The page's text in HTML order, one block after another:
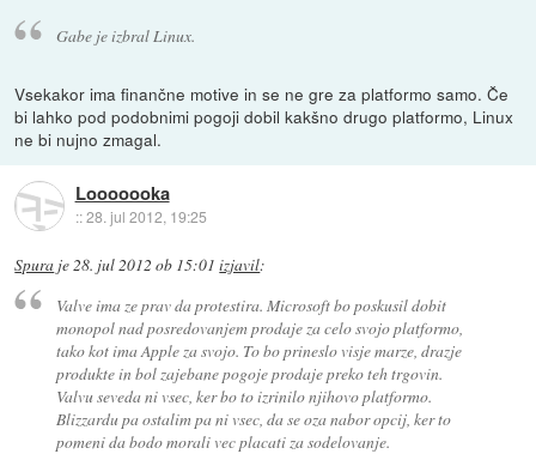
Gabe je izbral Linux.
Vsekakor ima finančne motive in se ne gre za platformo samo. Če
bi lahko pod podobnimi pogoji dobil kakšno drugo platformo, Linux
ne bi nujno zmagal.
Looooooka
::28. jul 2012, 19:25
Spura je28. jul 2012 ob 15:01 izjavil:
Valve ima ze prav da protestira. Microsoft bo poskusil dobit
monopol nad posredovanjem prodaje za celo svojo platformo,
tako kot ima Apple za svojo. To bo prineslo visje marze, drazje
produkte in bol zajebane pogoje prodaje preko teh trgovin.
Valvu seveda ni vsec, ker bo to izrinilo njihovo platformo.
Blizzardu pa ostalim pa ni vsec, da se oza nabor opcij, ker to
pomeni da bodo morali vec placati za sodelovanje.